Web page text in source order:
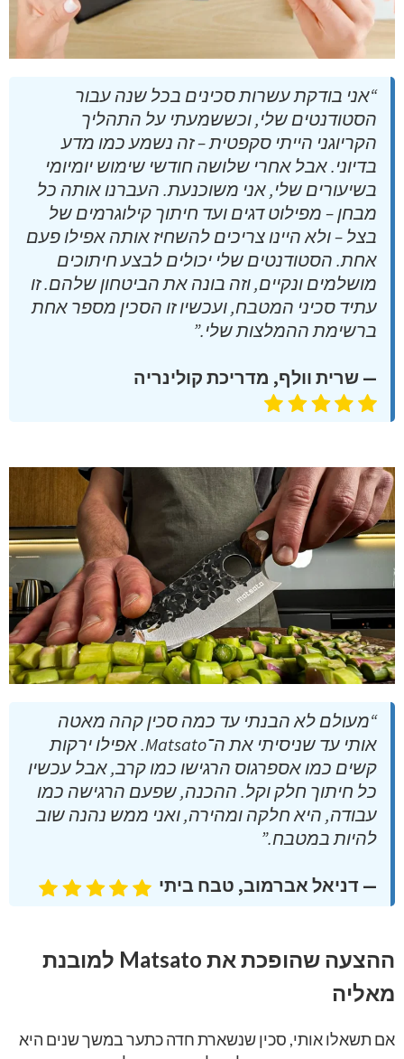
“אני בודקת עשרות סכינים בכל שנה עבור
הסטודנטים שלי, וכששמעתי על התהליך
הקריוגני הייתי סקפטית – זה נשמע כמו מדע
בדיוני. אבל אחרי שלושה חודשי שימוש יומיומי
בשיעורים שלי, אני משוכנעת. העברנו אותה כל
מבחן – מפילוט דגים ועד חיתוך קילוגרמים של
בצל – ולא היינו צריכים להשחיז אותה אפילו פעם
אחת. הסטודנטים שלי יכולים לבצע חיתוכים
מושלמים ונקיים, וזה בונה את הביטחון שלהם. זו
עתיד סכיני המטבח, ועכשיו זו הסכין מספר אחת
ברשימת ההמלצות שלי.”
— שרית וולף, מדריכת קולינריה
“מעולם לא הבנתי עד כמה סכין קהה מאטה
אותי עד שניסיתי את ה־Matsato. אפילו ירקות
קשים כמו אספרגוס הרגישו כמו קרב, אבל עכשיו
כל חיתוך חלק וקל. ההכנה, שפעם הרגישה כמו
עבודה, היא חלקה ומהירה, ואני ממש נהנה שוב
להיות במטבח.”
— דניאל אברמוב, טבח ביתי
ההצעה שהופכת את Matsato למובנת
מאליה
אם תשאלו אותי, סכין שנשארת חדה כתער במשך שנים היא